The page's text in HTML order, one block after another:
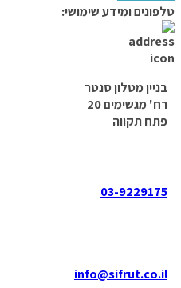
טלפונים ומידע שימושי:
בניין מטלון סנטר
רח' מגשימים 20
פתח תקווה
03-9229175
info@sifrut.co.il